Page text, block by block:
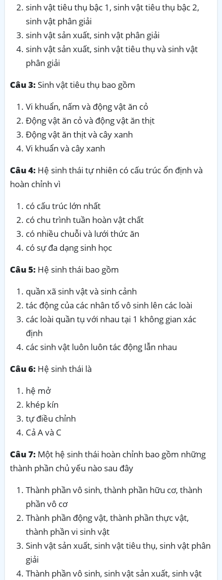
sinh vật tiêu thụ bậc 1, sinh vật tiêu thụ bậc 2,
sinh vật phân giải
sinh vật sản xuất, sinh vật phân giải
sinh vật sản xuất, sinh vật tiêu thụ và sinh vật
phân giải
Câu 3:Sinh vật tiêu thụ bao gồm
Vi khuẩn, nấm và động vật ăn cỏ
Động vật ăn cỏ và động vật ăn thịt
Động vật ăn thịt và cây xanh
Vi khuẩn và cây xanh
Câu 4: Hệ sinh thái tự nhiên có cấu trúc ổn định và
hoàn chỉnh vì
có cấu trúc lớn nhất
có chu trình tuần hoàn vật chất
có nhiều chuỗi và lưới thức ăn
có sự đa dạng sinh học
Câu 5: Hệ sinh thái bao gồm
quần xã sinh vật và sinh cảnh
tác động của các nhân tố vô sinh lên các loài
các loài quần tụ với nhau tại 1 không gian xác
định
các sinh vật luôn luôn tác động lẫn nhau
Câu 6: Hệ sinh thái là
hệ mở
khép kín
tự điều chỉnh
Cả A và C
Câu 7: Một hệ sinh thái hoàn chỉnh bao gồm những
thành phần chủ yếu nào sau đây
Thành phần vô sinh, thành phần hữu cơ, thành
phần vô cơ
Thành phần động vật, thành phần thực vật,
thành phần vi sinh vật
Sinh vật sản xuất, sinh vật tiêu thụ, sinh vật phân
giải
Thành phần vô sinh, sinh vật sản xuất, sinh vật